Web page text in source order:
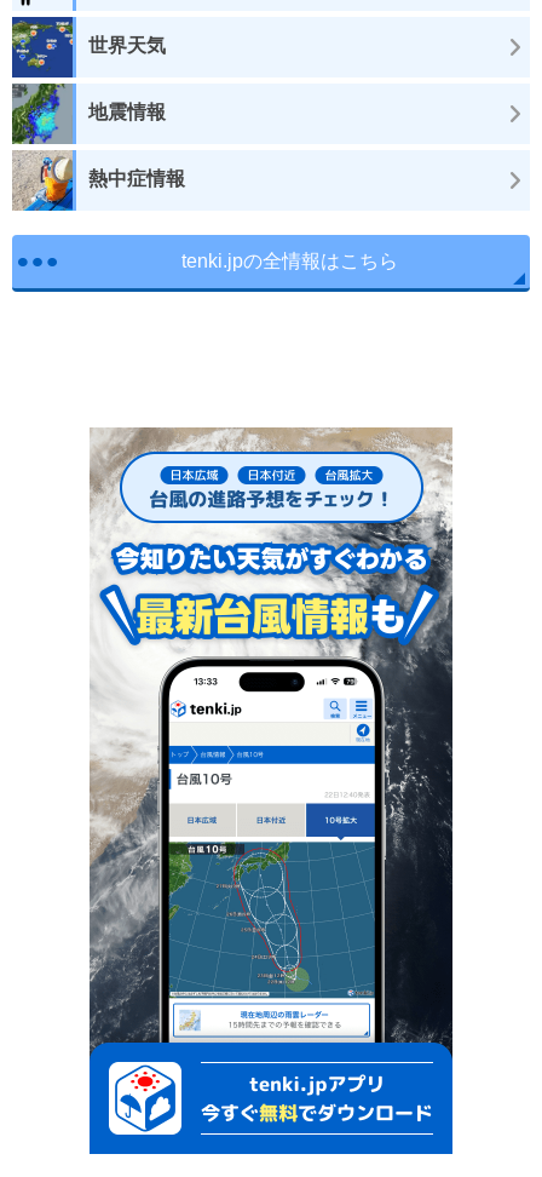
世界天気
地震情報
熱中症情報
tenki.jpの全情報はこちら